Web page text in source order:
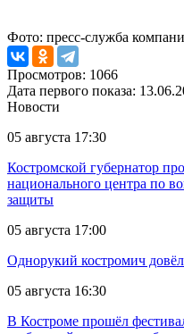
Фото: пресс-служба
Просмотров: 1066
Дата первого показа:
Новости
05 августа 17:30
Костромской губернатор
национального центра по
защиты
05 августа 17:00
Однорукий костромич
05 августа 16:30
В Костроме прошёл